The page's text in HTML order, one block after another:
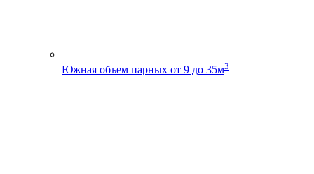
Южная объем парных от 9 до 35м3